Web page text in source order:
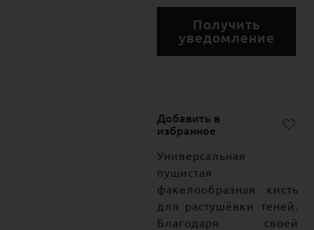
Универсальная
пушистая
факелообразная кисть
для растушёвки теней.
Благодаря своей
Получить
уведомление
Добавить в
избранное